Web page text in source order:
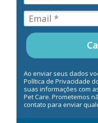
Ao enviar seus dados
Política de Privacidade
suas informações com
Pet Care. Prometemos
contato para enviar